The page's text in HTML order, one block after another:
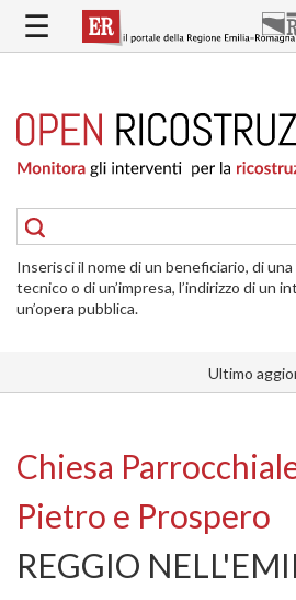
contenuto
RICOSTRUZIONE
PUBBLICA
DELLE
ABITAZIONI
RICOSTRUZIONE
ATTIVITÀ
INTERVENTI
SI
☰
Inserisci il nome di un beneficiario, di
tecnico o di un’impresa, l’indirizzo di un
un’opera pubblica.
Ultimo
Chiesa
Pietro e Prospero
REGGIO